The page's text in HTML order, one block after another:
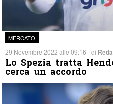
MERCATO
29 Novembre 2022 alle 09:16 - di
Lo Spezia tratta
cerca un accordo